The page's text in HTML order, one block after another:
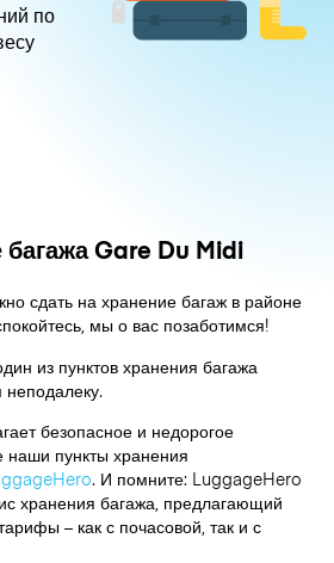
по
Gare Du Midi
сдать на хранение багаж в районе
мы о вас позаботимся!
из пунктов хранения багажа
неподалеку.
безопасное и недорогое
наши пункты хранения
. И помните: LuggageHero
хранения багажа, предлагающий
– как с почасовой, так и с